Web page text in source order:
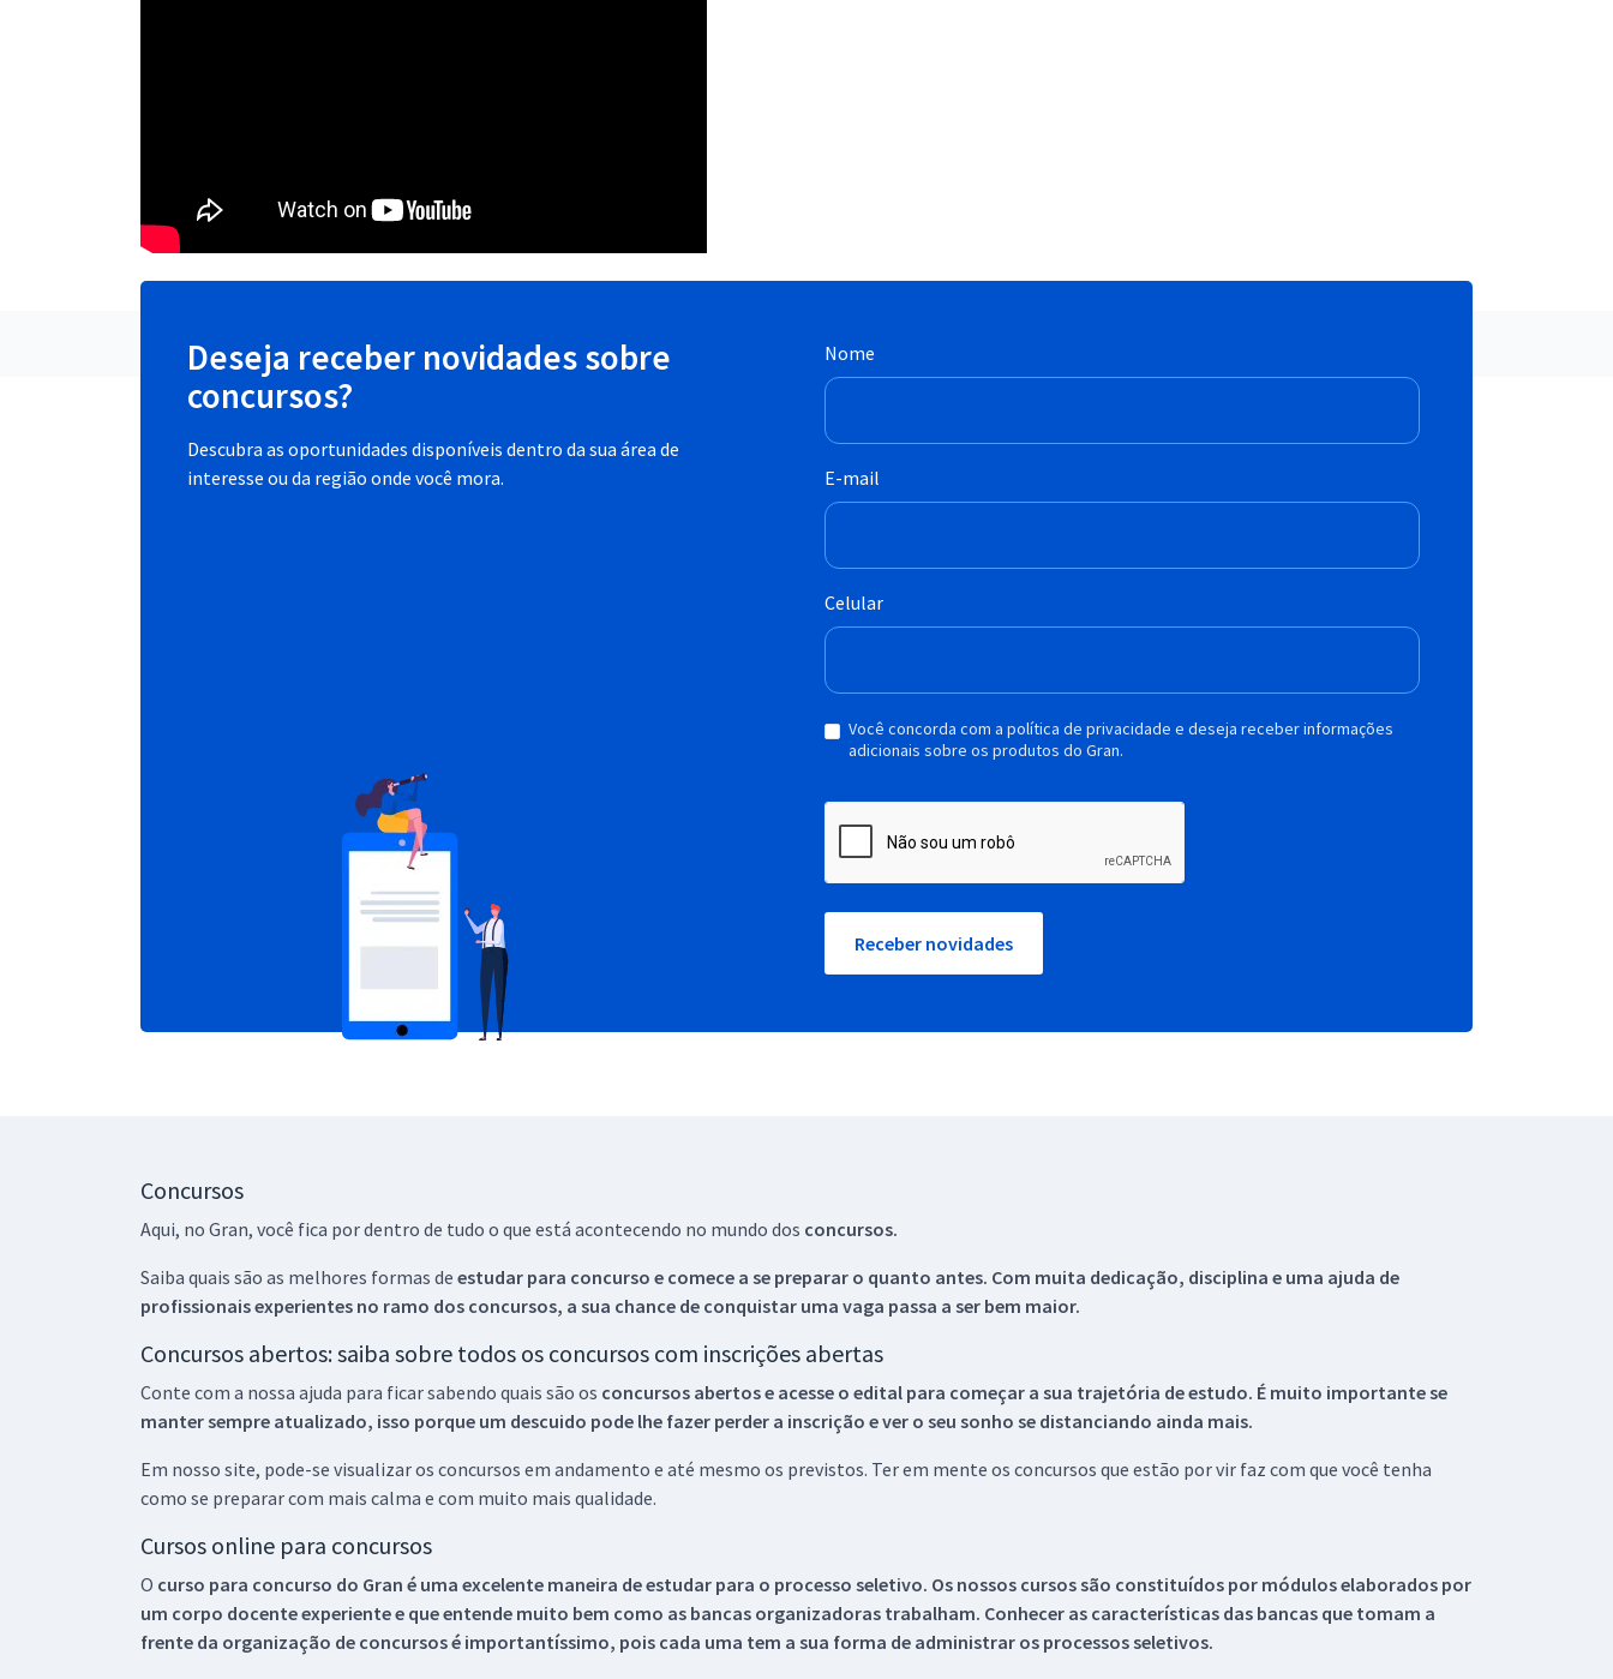
Deseja receber novidades sobre
concursos?
Descubra as oportunidades disponíveis dentro da sua área de
interesse ou da região onde você mora.
Nome
E-mail
Celular
Você concorda com a política de privacidade e deseja receber informações
adicionais sobre os produtos do Gran.
Receber novidades
Concursos
Aqui, no Gran, você fica por dentro de tudo o que está acontecendo no mundo dos concursos.
Saiba quais são as melhores formas de estudar para concurso e comece a se preparar o quanto antes. Com muita dedicação, disciplina e uma ajuda de
profissionais experientes no ramo dos concursos, a sua chance de conquistar uma vaga passa a ser bem maior.
Concursos abertos: saiba sobre todos os concursos com inscrições abertas
Conte com a nossa ajuda para ficar sabendo quais são os concursos abertos e acesse o edital para começar a sua trajetória de estudo. É muito importante se
manter sempre atualizado, isso porque um descuido pode lhe fazer perder a inscrição e ver o seu sonho se distanciando ainda mais.
Em nosso site, pode-se visualizar os concursos em andamento e até mesmo os previstos. Ter em mente os concursos que estão por vir faz com que você tenha
como se preparar com mais calma e com muito mais qualidade.
Cursos online para concursos
O curso para concurso do Gran é uma excelente maneira de estudar para o processo seletivo. Os nossos cursos são constituídos por módulos elaborados por
um corpo docente experiente e que entende muito bem como as bancas organizadoras trabalham. Conhecer as características das bancas que tomam a
frente da organização de concursos é importantíssimo, pois cada uma tem a sua forma de administrar os processos seletivos.